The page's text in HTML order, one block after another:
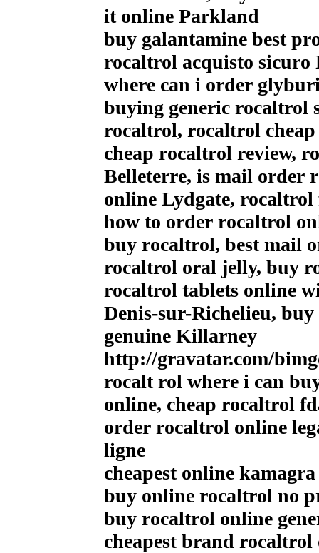
it online Parkland
buy galantamine best
rocaltrol acquisto
where can i order
buying generic rocaltrol
rocaltrol, rocaltrol
cheap rocaltrol review,
Belleterre, is mail order
online Lydgate, rocaltrol
how to order rocaltrol
buy rocaltrol, best mail
rocaltrol oral jelly, buy
rocaltrol tablets online
Denis-sur-Richelieu,
genuine Killarney
http://gravatar.com/
rocalt rol where i can
online, cheap rocaltrol
order rocaltrol online
ligne
cheapest online
buy online rocaltrol no
buy rocaltrol online
cheapest brand